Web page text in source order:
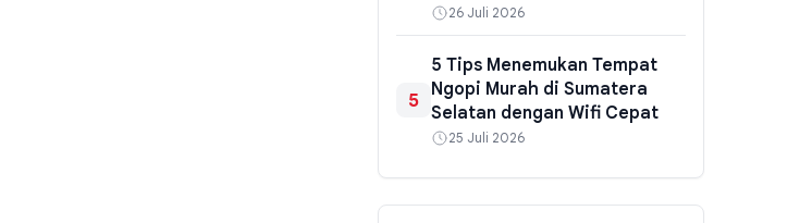
Kerukunan Lewat Dialog
Lintas Agama
26 Juli 2026
5
5 Tips Menemukan Tempat
Ngopi Murah di Sumatera
Selatan dengan Wifi Cepat
25 Juli 2026